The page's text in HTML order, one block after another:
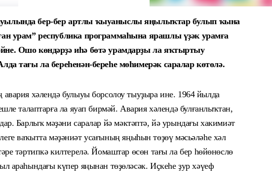
бер-бер артлы ҡыуаныслы яңылыҡтар булып ҡына
урам” республика программаһына ярашлы үҙәк урамға
Ошо көндәрҙә иһә бөтә урамдарҙы ла яҡтыртыу
тағы ла береһенән-береһе мөһимерәк саралар көтөлә.
хәлендә булыуы борсолоу тыуҙыра ине. 1964 йылда
талаптарға ла яуап бирмәй. Авария хәлендә булғанлыҡтан,
. Барлыҡмәҙәни саралар йә мәктәптә, йә урындағы хакимиәт
ваҡытта мәҙәниәт усағыныңяңыһын төҙөү мәсьәләһехәл
тәртипкә килтерелә.Йомаштар өсөн тағы ла бер һөйөнөслө
араһындағы күпер яңынан төҙөләсәк. Иҫкеһе ҙур хәүеф